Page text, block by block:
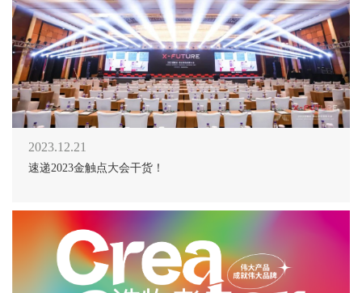
2023.12.21
速递2023金触点大会干货！